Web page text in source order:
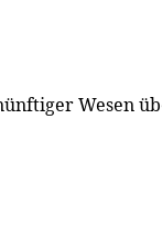
Wesen